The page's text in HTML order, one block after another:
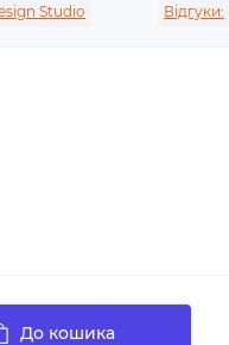
Studio Відгуки:
До кошика